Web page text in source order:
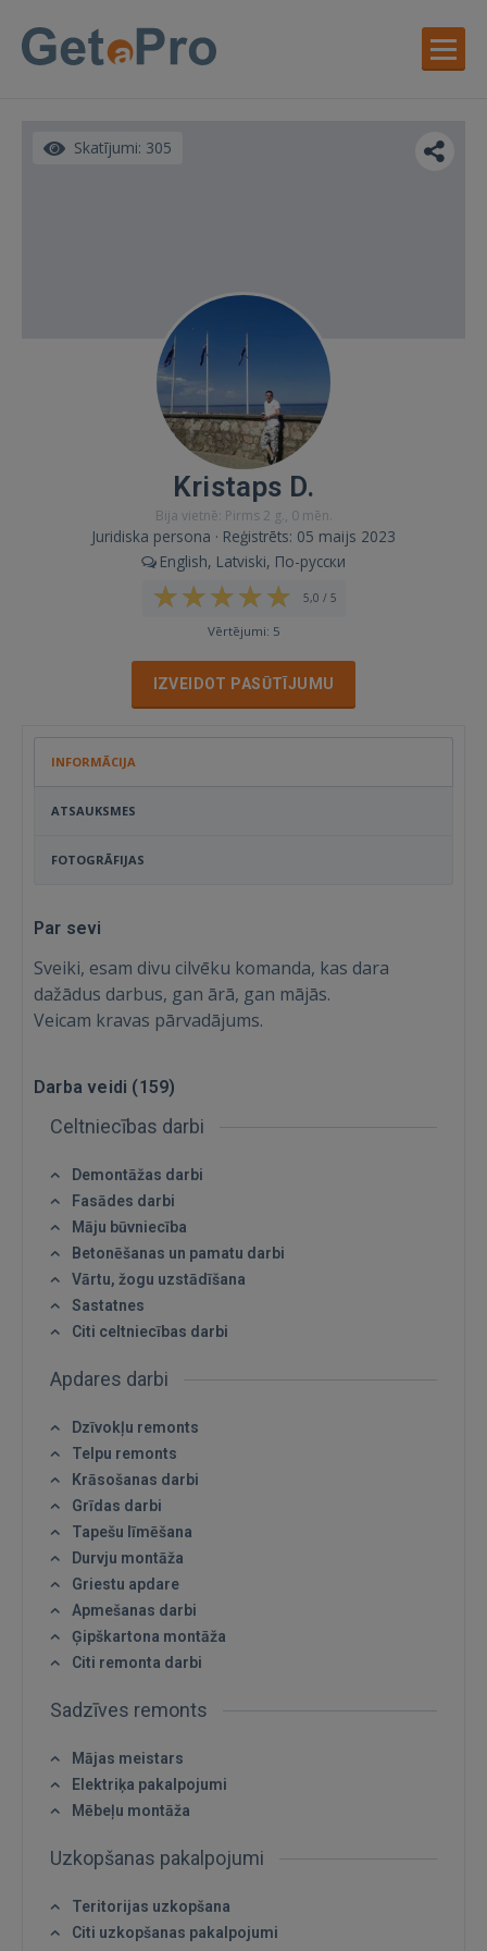
Ienākt
Skatījumi: 305
Kristaps D.
Bija vietnē: Pirms 2 g., 0 mēn.
Juridiska persona · Reģistrēts: 05 maijs 2023
English, Latviski, По-русски
5,0 / 5
Vērtējumi: 5
IZVEIDOT PASŪTĪJUMU
INFORMĀCIJA
ATSAUKSMES
FOTOGRĀFIJAS
Par sevi
Sveiki, esam divu cilvēku komanda, kas dara
dažādus darbus, gan ārā, gan mājās.
Veicam kravas pārvadājums.
Darba veidi (159)
Celtniecības darbi
Demontāžas darbi
Fasādes darbi
Māju būvniecība
Betonēšanas un pamatu darbi
Vārtu, žogu uzstādīšana
Sastatnes
Citi celtniecības darbi
Apdares darbi
Dzīvokļu remonts
Telpu remonts
Krāsošanas darbi
Grīdas darbi
Tapešu līmēšana
Durvju montāža
Griestu apdare
Apmešanas darbi
Ģipškartona montāža
Citi remonta darbi
Sadzīves remonts
Mājas meistars
Elektriķa pakalpojumi
Mēbeļu montāža
Uzkopšanas pakalpojumi
Teritorijas uzkopšana
Citi uzkopšanas pakalpojumi